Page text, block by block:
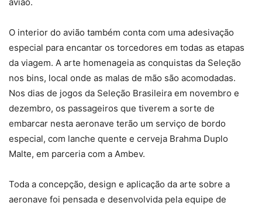
avião.
O interior do avião também conta com uma adesivação
especial para encantar os torcedores em todas as etapas
da viagem. A arte homenageia as conquistas da Seleção
nos bins, local onde as malas de mão são acomodadas.
Nos dias de jogos da Seleção Brasileira em novembro e
dezembro, os passageiros que tiverem a sorte de
embarcar nesta aeronave terão um serviço de bordo
especial, com lanche quente e cerveja Brahma Duplo
Malte, em parceria com a Ambev.
Toda a concepção, design e aplicação da arte sobre a
aeronave foi pensada e desenvolvida pela equipe de